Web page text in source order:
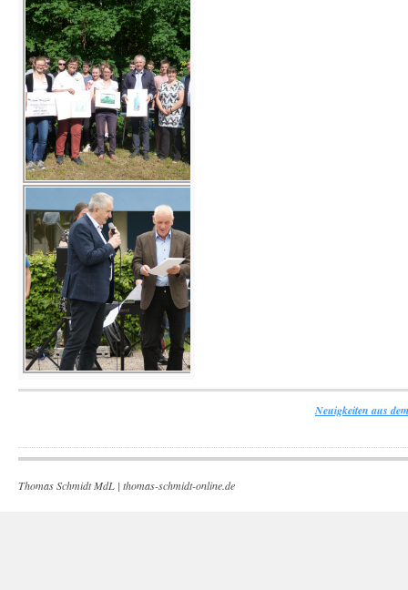
Neuigkeiten aus
Thomas Schmidt MdL | thomas-schmidt-online.de